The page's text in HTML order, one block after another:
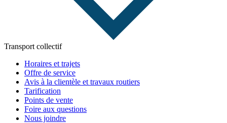
Transport collectif
Horaires et trajets
Offre de service
Avis à la clientèle et travaux routiers
Tarification
Points de vente
Foire aux questions
Nous joindre